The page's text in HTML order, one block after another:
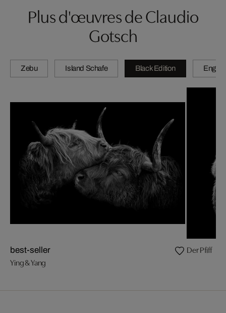
Plus d'œuvres de Claudio
Gotsch
Zebu Island Schafe Black Edition
best-seller
Ying & Yang
Der Pfiff